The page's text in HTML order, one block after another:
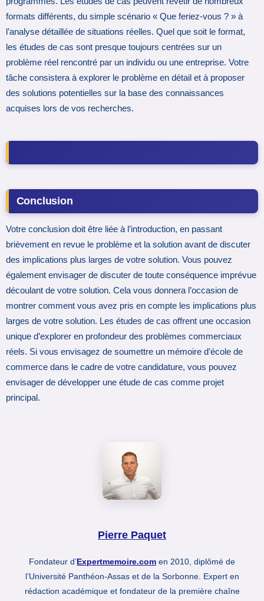
formats différents, du simple scénario « Que feriez-vous ? » à
l’analyse détaillée de situations réelles. Quel que soit le format,
les études de cas sont presque toujours centrées sur un
problème réel rencontré par un individu ou une entreprise. Votre
tâche consistera à explorer le problème en détail et à proposer
des solutions potentielles sur la base des connaissances
acquises lors de vos recherches.
Conclusion
Votre conclusion doit être liée à l’introduction, en passant
brièvement en revue le problème et la solution avant de discuter
des implications plus larges de votre solution. Vous pouvez
également envisager de discuter de toute conséquence imprévue
découlant de votre solution. Cela vous donnera l’occasion de
montrer comment vous avez pris en compte les implications plus
larges de votre solution. Les études de cas offrent une occasion
unique d’explorer en profondeur des problèmes commerciaux
réels. Si vous envisagez de soumettre un mémoire d’école de
commerce dans le cadre de votre candidature, vous pouvez
envisager de développer une étude de cas comme projet
principal.
Pierre Paquet
Fondateur d’Expertmemoire.com en 2010, diplômé de
l’Université Panthéon-Assas et de la Sorbonne. Expert en
rédaction académique et fondateur de la première chaîne